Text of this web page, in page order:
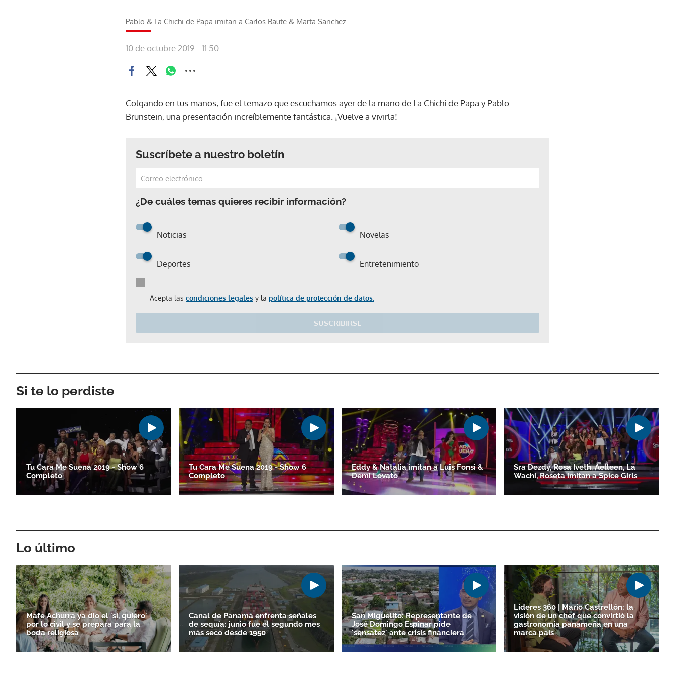
Pablo & La Chichi de Papa imitan a Carlos Baute & Marta Sanchez
10 de octubre 2019 - 11:50
Colgando en tus manos, fue el temazo que escuchamos ayer de la mano de La Chichi de Papa y Pablo
Brunstein, una presentación increíblemente fantástica. ¡Vuelve a vivirla!
Suscríbete a nuestro boletín
¿De cuáles temas quieres recibir información?
Noticias Novelas
Deportes Entretenimiento
Acepta las condiciones legales y la política de protección de datos.
SUSCRIBIRSE
Gracias por suscribirte a nuestro boletín.
ACEPTAR
Si te lo perdiste
Tu Cara Me Suena 2019 - Show 6
Completo
Tu Cara Me Suena 2019 - Show 6
Completo
Eddy & Natalia imitan a Luis Fonsi &
Demi Lovato
Sra Dezdy, Rosa Iveth, Aelleen, La
Wachi, Roseta imitan a Spice Girls
Lo último
Mafe Achurra ya dio el 'sí, quiero'
por lo civil y se prepara para la
boda religiosa
Canal de Panamá enfrenta señales
de sequía: junio fue el segundo mes
más seco desde 1950
San Miguelito: Representante de
José Domingo Espinar pide
'sensatez' ante crisis financiera
Líderes 360 | Mario Castrellón: la
visión de un chef que convirtió la
gastronomía panameña en una
marca país